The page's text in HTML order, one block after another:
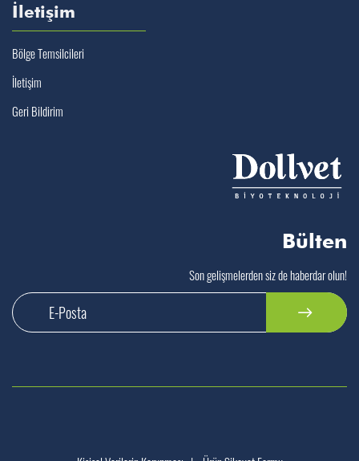
İletişim
Bölge Temsilcileri
İletişim
Geri Bildirim
Bülten
Son gelişmelerden siz de haberdar olun!